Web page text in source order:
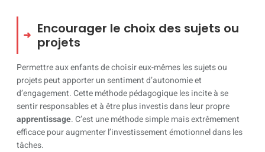
Encourager le choix des sujets ou
projets
Permettre aux enfants de choisir eux-mêmes les sujets ou
projets peut apporter un sentiment d’autonomie et
d’engagement. Cette méthode pédagogique les incite à se
sentir responsables et à être plus investis dans leur propre
apprentissage. C’est une méthode simple mais extrêmement
efficace pour augmenter l’investissement émotionnel dans les
tâches.